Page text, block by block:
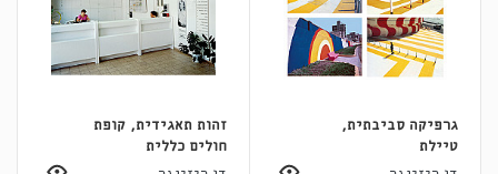
גרפיקה סביבתית,
טיילת
זהות תאגידית, קופת
חולים כללית